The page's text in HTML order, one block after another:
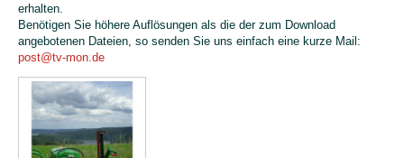
erhalten.
Benötigen Sie höhere Auflösungen als die der zum Download
angebotenen Dateien, so senden Sie uns einfach eine kurze Mail:
post@tv-mon.de